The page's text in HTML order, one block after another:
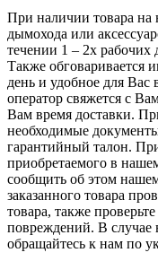
При наличии товара на
дымохода или
течении 1 – 2х рабочих
Также обговаривается
день и удобное для Вас
оператор свяжется с
Вам время доставки.
необходимые
гарантийный талон.
приобретаемого в
сообщить об этом
заказанного товара
товара, также
повреждений. В случае
обращайтесь к нам по